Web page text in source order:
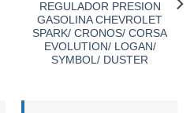
REGULADOR PRESION
GASOLINA CHEVROLET
SPARK/ CRONOS/ CORSA
EVOLUTION/ LOGAN/
SYMBOL/ DUSTER